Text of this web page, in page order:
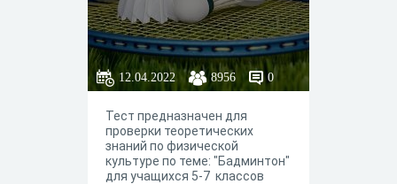
12.04.2022 8956 0
Тест предназначен для
проверки теоретических
знаний по физической
культуре по теме: "Бадминтон"
для учащихся 5-7 классов